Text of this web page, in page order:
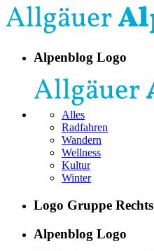
Alpenblog Logo
Alles
Radfahren
Wandern
Wellness
Kultur
Winter
Logo Gruppe Rechts
Alpenblog Logo